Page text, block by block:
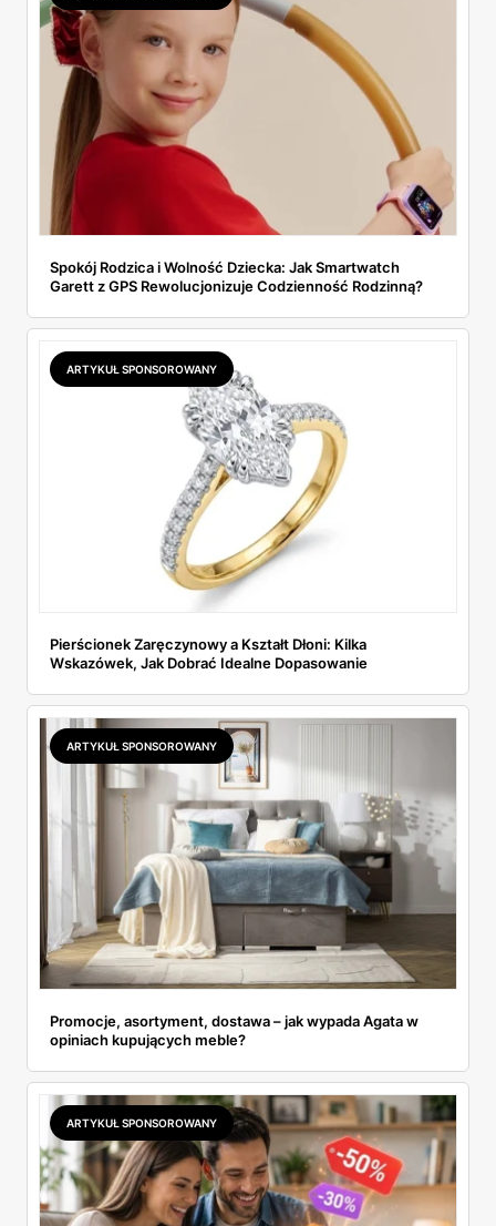
Spokój Rodzica i Wolność Dziecka: Jak Smartwatch
Garett z GPS Rewolucjonizuje Codzienność Rodzinną?
ARTYKUŁ SPONSOROWANY
Pierścionek Zaręczynowy a Kształt Dłoni: Kilka
Wskazówek, Jak Dobrać Idealne Dopasowanie
ARTYKUŁ SPONSOROWANY
Promocje, asortyment, dostawa – jak wypada Agata w
opiniach kupujących meble?
ARTYKUŁ SPONSOROWANY